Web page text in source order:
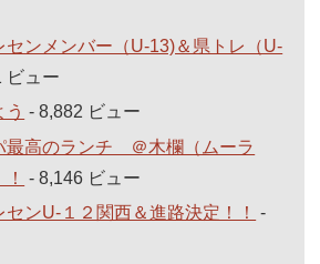
センメンバー（U-13)＆県トレ（U-
ビュー
- 8,882 ビュー
最高のランチ ＠木欄（ムーラ
- 8,146 ビュー
ンU-１２関西＆進路決定！！
-